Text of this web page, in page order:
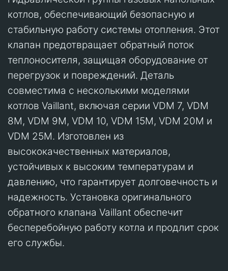
котлов, обеспечивающий безопасную и
стабильную работу системы отопления. Этот
клапан предотвращает обратный поток
теплоносителя, защищая оборудование от
перегрузок и повреждений. Деталь
совместима с несколькими моделями
котлов Vaillant, включая серии VDM 7, VDM
8M, VDM 9M, VDM 10, VDM 15M, VDM 20M и
VDM 25M. Изготовлен из
высококачественных материалов,
устойчивых к высоким температурам и
давлению, что гарантирует долговечность и
надежность. Установка оригинального
обратного клапана Vaillant обеспечит
бесперебойную работу котла и продлит срок
его службы.